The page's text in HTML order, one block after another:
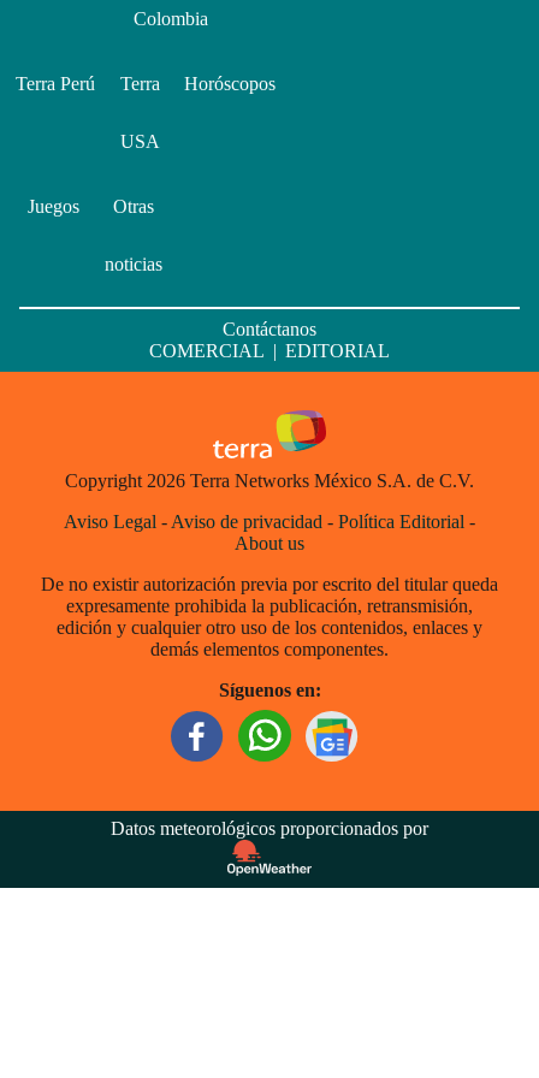
Colombia
Terra Perú Terra
USA
Horóscopos
Juegos Otras
noticias
Contáctanos
COMERCIAL | EDITORIAL
Copyright 2026 Terra Networks México S.A. de C.V.
Aviso Legal - Aviso de privacidad - Política Editorial -
About us
De no existir autorización previa por escrito del titular queda
expresamente prohibida la publicación, retransmisión,
edición y cualquier otro uso de los contenidos, enlaces y
demás elementos componentes.
Síguenos en:
Datos meteorológicos proporcionados por